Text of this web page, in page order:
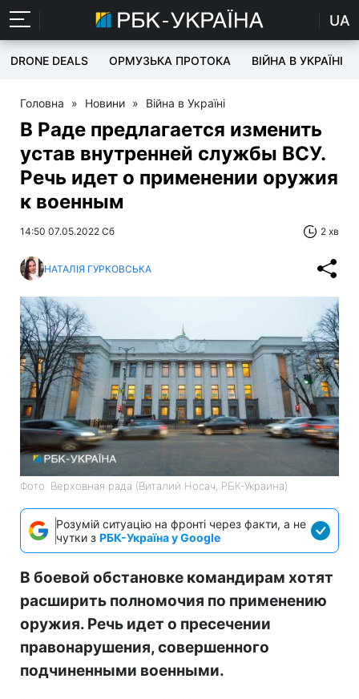
UA
DRONE DEALS ОРМУЗЬКА ПРОТОКА ВІЙНА В УКРАЇНІ
Головна » Новини » Війна в Україні
В Раде предлагается изменить
устав внутренней службы ВСУ.
Речь идет о применении оружия
к военным
14:50 07.05.2022 Сб 2 хв
НАТАЛІЯ ГУРКОВСЬКА
Фото: Верховная рада (Виталий Носач, РБК-Украина)
Розумій ситуацію на фронті через факти, а не
чутки з РБК-Україна у Google
В боевой обстановке командирам хотят
расширить полномочия по применению
оружия. Речь идет о пресечении
правонарушения, совершенного
подчиненными военными.